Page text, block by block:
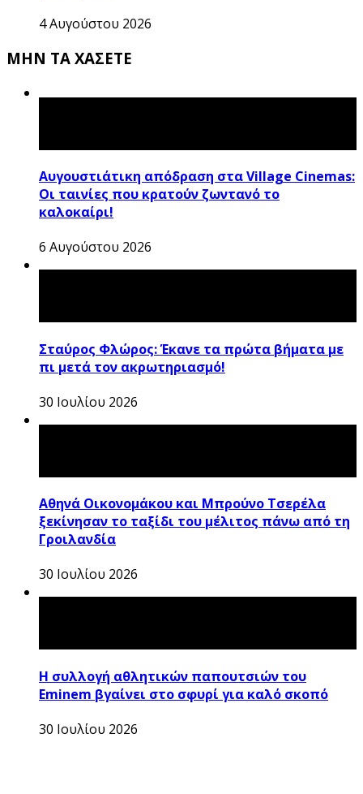
4 Αυγούστου 2026
ΜΗΝ ΤΑ ΧΑΣΕΤΕ
Αυγουστιάτικη απόδραση στα Village Cinemas:
Οι ταινίες που κρατούν ζωντανό το
καλοκαίρι!
6 Αυγούστου 2026
Σταύρος Φλώρος: Έκανε τα πρώτα βήματα με
πι μετά τον ακρωτηριασμό!
30 Ιουλίου 2026
Αθηνά Οικονομάκου και Μπρούνο Τσερέλα
ξεκίνησαν το ταξίδι του μέλιτος πάνω από τη
Γροιλανδία
30 Ιουλίου 2026
Η συλλογή αθλητικών παπουτσιών του
Eminem βγαίνει στο σφυρί για καλό σκοπό
30 Ιουλίου 2026